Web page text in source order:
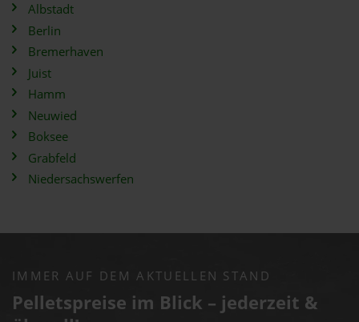
Albstadt
Berlin
Bremerhaven
Juist
Hamm
Neuwied
Boksee
Grabfeld
Niedersachswerfen
IMMER AUF DEM AKTUELLEN STAND
Pelletspreise im Blick – jederzeit &